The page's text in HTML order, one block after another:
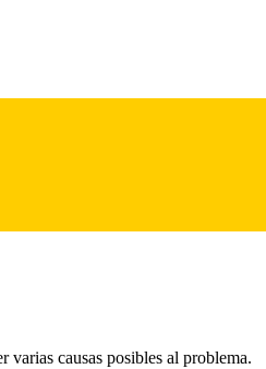
varias causas posibles al problema.